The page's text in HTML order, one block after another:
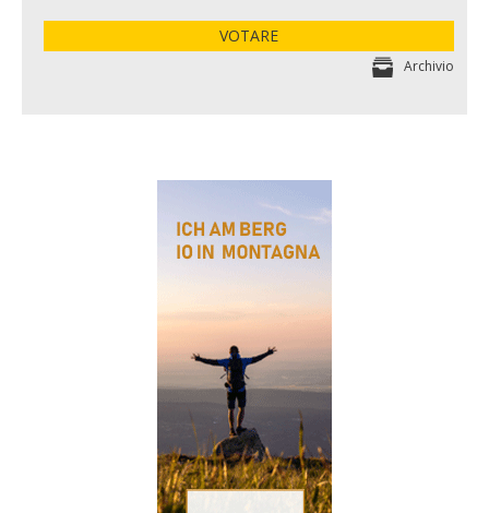
VOTARE
Archivio